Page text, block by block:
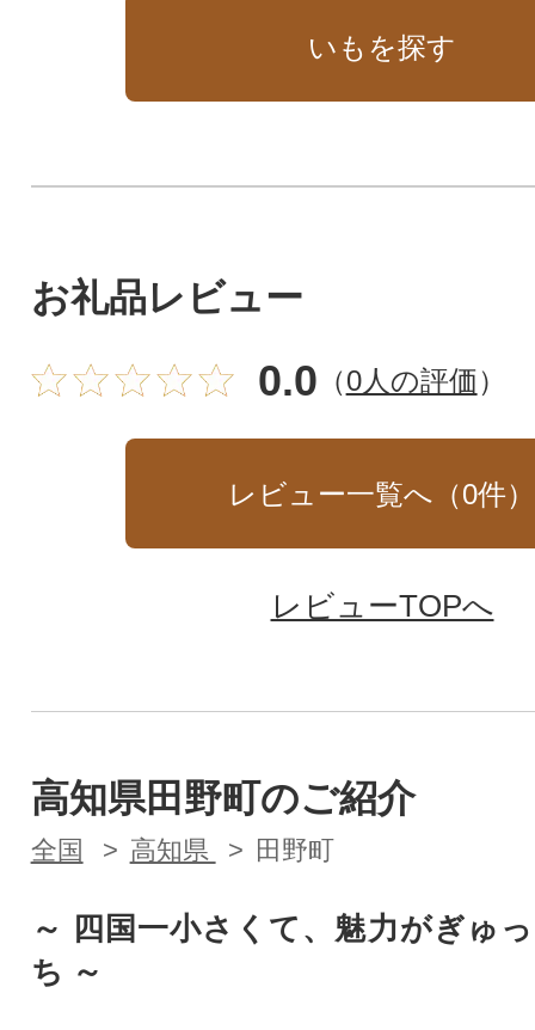
いもを探す
お礼品レビュー
0.0 （0人の評価）
レビュー一覧へ（0件）
レビューTOPへ
高知県田野町のご紹介
全国 高知県 田野町
～ 四国一小さくて、魅力がぎゅ
ち ～